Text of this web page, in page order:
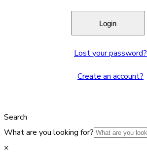
Lost your password?
Create an account?
Search
What are you looking for?
×